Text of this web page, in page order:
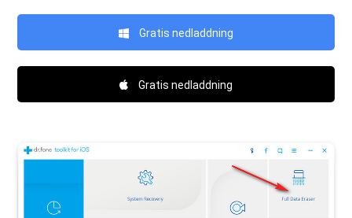
Gratis nedladdning
Gratis nedladdning